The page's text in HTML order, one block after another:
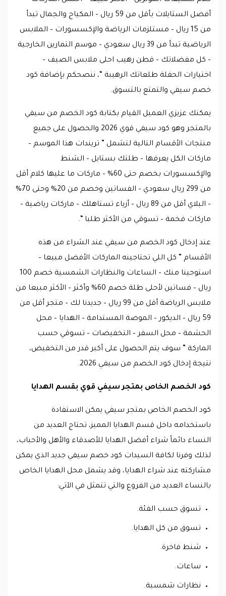
أفضل الستايلات بأقل من 59 ريال – المكياج والجمال تبدأ
من 15 ريال – مستلزمات الرياضة والإكسسورات – الملابس
الرياضية تبدأ من 39 ريال سعودي – موسم التمارين الخارجية
– كل مفضلاتك – قطن رهيب احلى ملابس الصيف –
اختيارات الحفلة طلعاتك الرهيبة “، ننصحكم بإضافة كود
خصم سيفي والتمتع بالتسوق.
يمكنك عزيزي العميل القيام بكتابة كود الخصم من سيفي
بالمتجر وهو كود سيفي قوي 2026 والحصول على جميع
منتجات الأقسام التالية لتشمل ” تريندات هذا الموسم –
ماركات الكل يعرفها – طلتك بستايل – الشنط
والإكسسورات بخصم حتى 60% – ماركات ما عليها كلام أقل
من 299 ريال سعودي – الفساتين وخصم من 20% وحتى 70%
– البلاي أقل من 89 ريال – أزياء تستاهلك – ماركات رياضية –
ماركات فخمة – تسوقي من الأكثر طلبا “.
عند إدخال كود الخصم من سيفي عند الشراء من هذه
الأقسام ” كل اللي تحتاجينه الماركات الأفضل مبيعا –
استوحينا منك – الساعات والنظارات الشمسية خصم 100
ريال – فساتين لأحلى طلة خصم 60% وأكثر – الأكثر مبيعا من
ملابس الرياضة أقل من 99 ريال – جديدنا لك – متجر أقل من
59 ريال – الديكور – الموضة المستدامة – الهدايا – محل
الحشمة – محل السفر – التخفيضات – تسوقي حسب
الماركة ” سوف يتم الحصول على أكبر قدر من التخفيض،
نتيجة إدخال كود الخصم من سيفي 2026.
كود الخصم الخاص بمتجر سيفي قوي بقسم الهدايا
كود الخصم الخاص بمتجر سيفي يمكن الاستفادة
باستخدامه داخل قسم الهدايا المميز، تحتاج العديد من
النساء دائماً شراء أفضل الهدايا للأصدقاء والأهل والأحباب،
لذلك وفرنا لكافة السيدات كود خصم سيفي جديد الذي يمكن
مشاركته عند شراء الهدايا، وقد يشمل محل الهدايا الخاص
بالنساء العديد من الفروع والتي تتمثل في الآتي:
تسوق حسب الفئة.
تسوق من كل الهدايا.
شنط فاخرة.
ساعات.
نظارات شمسية.